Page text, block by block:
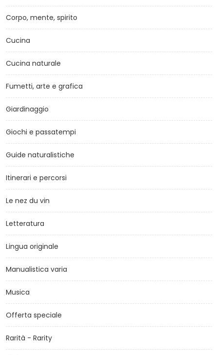
Corpo, mente, spirito
Cucina
Cucina naturale
Fumetti, arte e grafica
Giardinaggio
Giochi e passatempi
Guide naturalistiche
Itinerari e percorsi
Le nez du vin
Letteratura
Lingua originale
Manualistica varia
Musica
Offerta speciale
Rarità - Rarity